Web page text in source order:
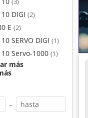
(3)
DIGI (2)
E (2)
SERVO DIGI (1)
Servo-1000 (1)
más
-